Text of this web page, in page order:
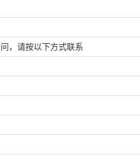
，请按以下方式联系